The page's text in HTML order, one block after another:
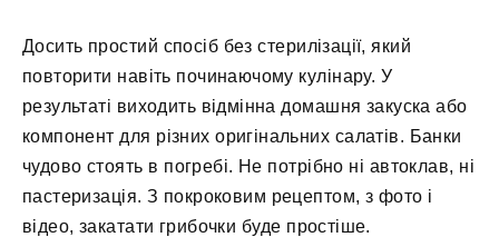
Досить простий спосіб без стерилізації, який
повторити навіть починаючому кулінару. У
результаті виходить відмінна домашня закуска або
компонент для різних оригінальних салатів. Банки
чудово стоять в погребі. Не потрібно ні автоклав, ні
пастеризація. З покроковим рецептом, з фото і
відео, закатати грибочки буде простіше.